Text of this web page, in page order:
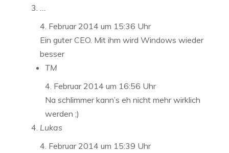
...
4. Februar 2014 um 15:36 Uhr
Ein guter CEO. Mit ihm wird Windows wieder
besser
TM
4. Februar 2014 um 16:56 Uhr
Na schlimmer kann’s eh nicht mehr wirklich
werden ;)
Lukas
4. Februar 2014 um 15:39 Uhr